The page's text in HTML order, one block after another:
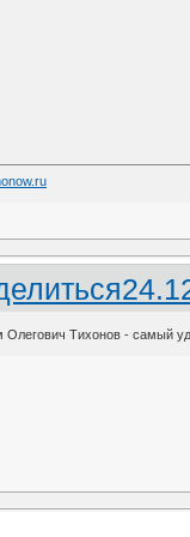
Олегович Тихонов - самый